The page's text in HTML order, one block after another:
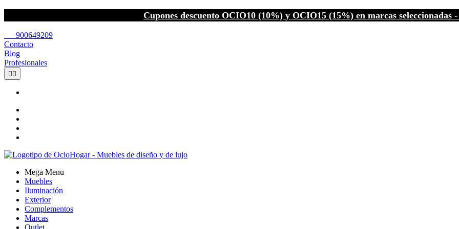
Cupones descuento OCIO10 (10%) y OCIO15 (15%) en marcas seleccionadas
900649209
Contacto
Blog
Profesionales
 
Mega Menu
Muebles
Iluminación
Exterior
Complementos
Marcas
Outlet